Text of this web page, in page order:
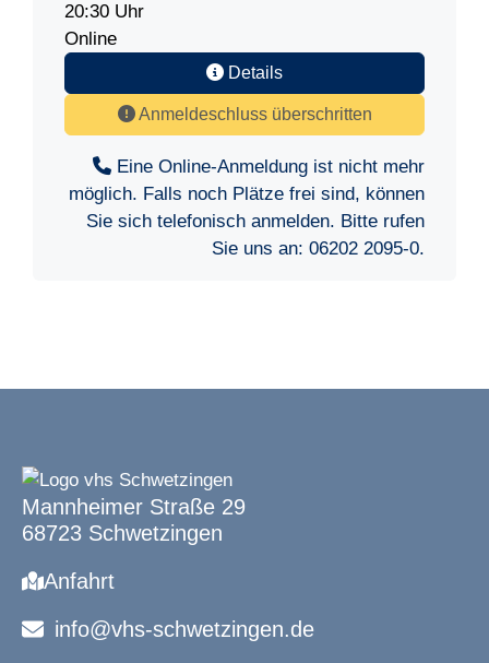
20:30 Uhr
Online
Details
Anmeldeschluss überschritten
Eine Online-Anmeldung ist nicht mehr
möglich. Falls noch Plätze frei sind, können
Sie sich telefonisch anmelden. Bitte rufen
Sie uns an: 06202 2095-0.
Mannheimer Straße 29
68723 Schwetzingen
Anfahrt
info@vhs-schwetzingen.de